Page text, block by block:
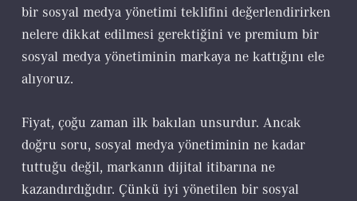
bir sosyal medya yönetimi teklifini değerlendirirken
nelere dikkat edilmesi gerektiğini ve premium bir
sosyal medya yönetiminin markaya ne kattığını ele
alıyoruz.
Fiyat, çoğu zaman ilk bakılan unsurdur. Ancak
doğru soru, sosyal medya yönetiminin ne kadar
tuttuğu değil, markanın dijital itibarına ne
kazandırdığıdır. Çünkü iyi yönetilen bir sosyal